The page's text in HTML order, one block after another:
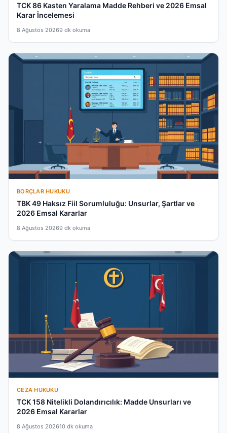
TCK 86 Kasten Yaralama Madde Rehberi ve 2026 Emsal
Karar İncelemesi
8 Ağustos 20269 dk okuma
BORÇLAR HUKUKU
TBK 49 Haksız Fiil Sorumluluğu: Unsurlar, Şartlar ve
2026 Emsal Kararlar
8 Ağustos 20269 dk okuma
CEZA HUKUKU
TCK 158 Nitelikli Dolandırıcılık: Madde Unsurları ve
2026 Emsal Kararlar
8 Ağustos 202610 dk okuma